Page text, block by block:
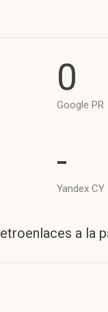
0
Google PR
-
Yandex CY
a la